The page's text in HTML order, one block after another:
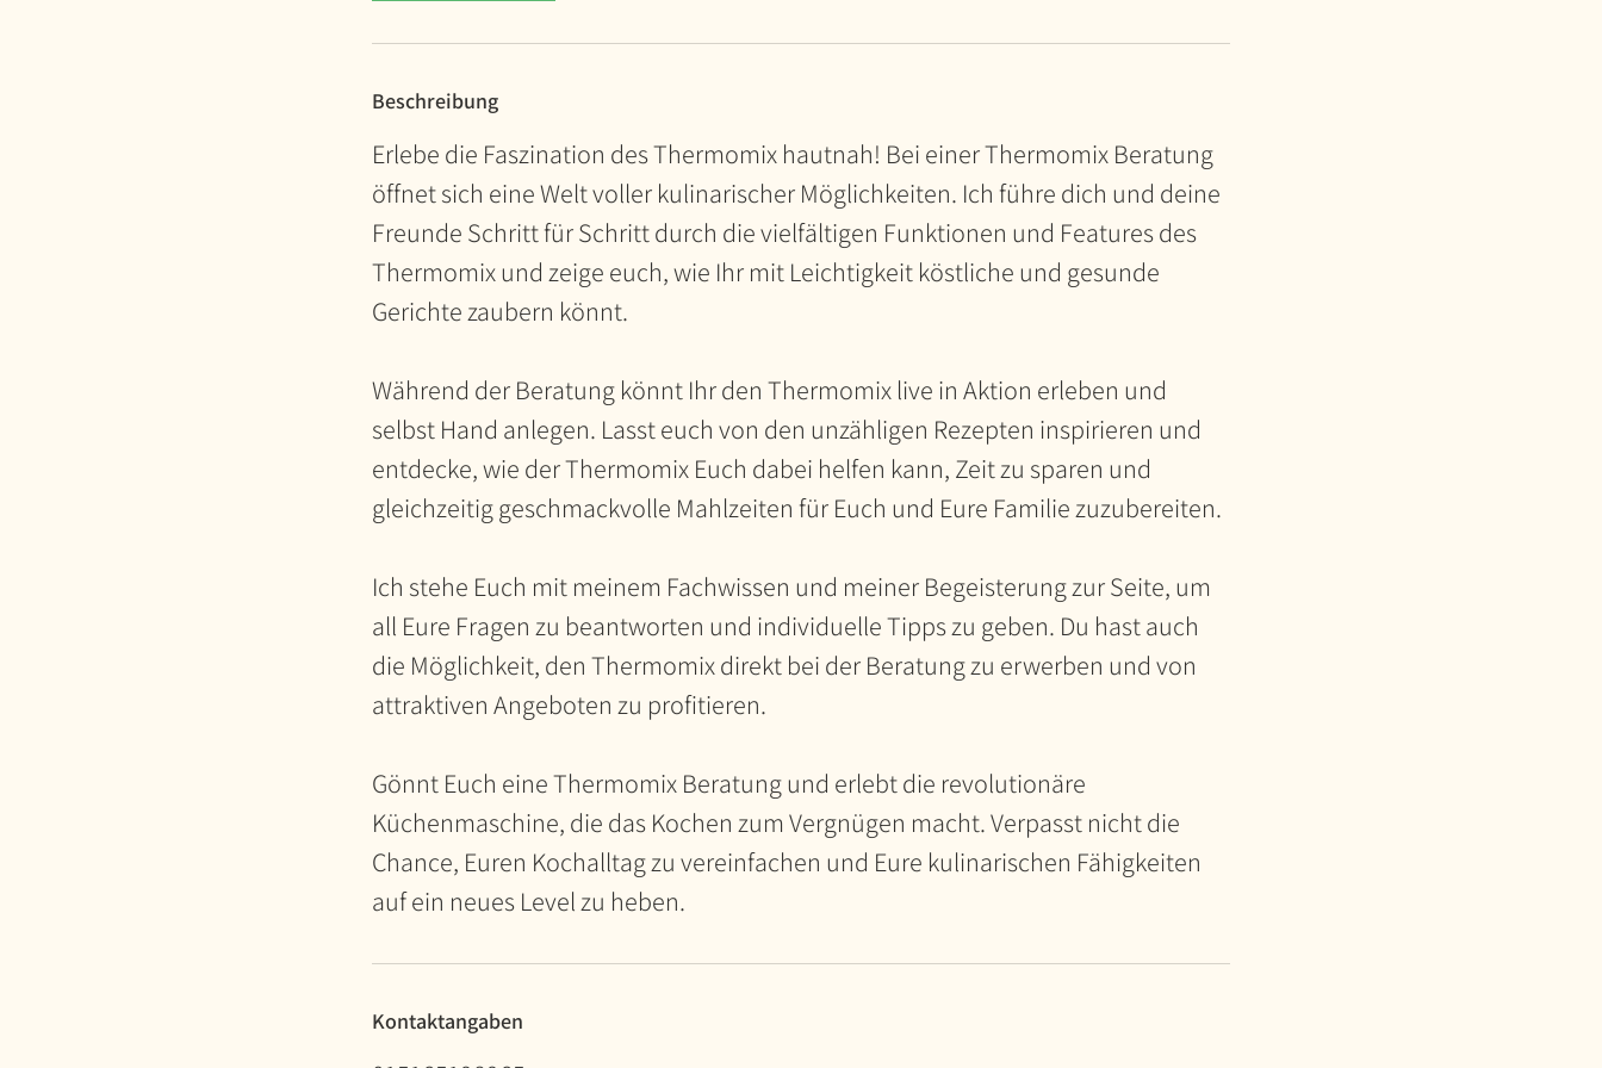
Beschreibung
Erlebe die Faszination des Thermomix hautnah! Bei einer Thermomix Beratung
öffnet sich eine Welt voller kulinarischer Möglichkeiten. Ich führe dich und deine
Freunde Schritt für Schritt durch die vielfältigen Funktionen und Features des
Thermomix und zeige euch, wie Ihr mit Leichtigkeit köstliche und gesunde
Gerichte zaubern könnt.
Während der Beratung könnt Ihr den Thermomix live in Aktion erleben und
selbst Hand anlegen. Lasst euch von den unzähligen Rezepten inspirieren und
entdecke, wie der Thermomix Euch dabei helfen kann, Zeit zu sparen und
gleichzeitig geschmackvolle Mahlzeiten für Euch und Eure Familie zuzubereiten.
Ich stehe Euch mit meinem Fachwissen und meiner Begeisterung zur Seite, um
all Eure Fragen zu beantworten und individuelle Tipps zu geben. Du hast auch
die Möglichkeit, den Thermomix direkt bei der Beratung zu erwerben und von
attraktiven Angeboten zu profitieren.
Gönnt Euch eine Thermomix Beratung und erlebt die revolutionäre
Küchenmaschine, die das Kochen zum Vergnügen macht. Verpasst nicht die
Chance, Euren Kochalltag zu vereinfachen und Eure kulinarischen Fähigkeiten
auf ein neues Level zu heben.
Kontaktangaben